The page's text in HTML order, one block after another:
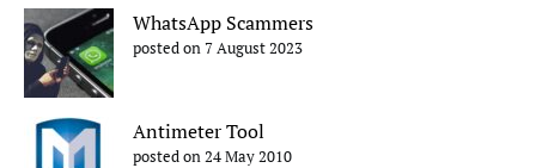
WhatsApp Scammers
posted on 7 August 2023
Antimeter Tool
posted on 24 May 2010